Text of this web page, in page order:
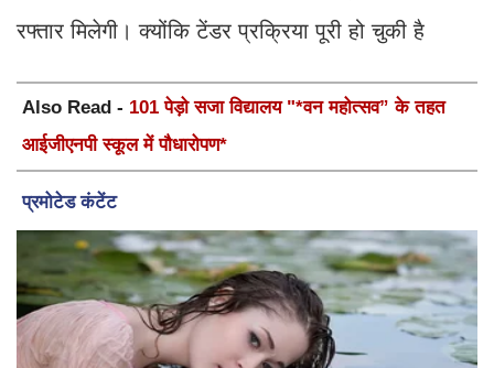
रफ्तार मिलेगी। क्योंकि टेंडर प्रक्रिया पूरी हो चुकी है
Also Read - 101 पेड़ो सजा विद्यालय "*वन महोत्सव” के तहत
आईजीएनपी स्कूल में पौधारोपण*